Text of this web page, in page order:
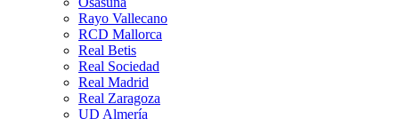
Rayo Vallecano
RCD Mallorca
Real Betis
Real Sociedad
Real Madrid
Real Zaragoza
UD Almería